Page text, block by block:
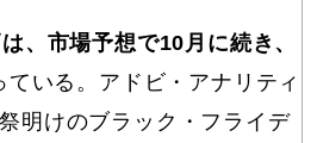
、市場予想で10月に続き、
ている。アドビ・アナリティ
明けのブラック・フライデ